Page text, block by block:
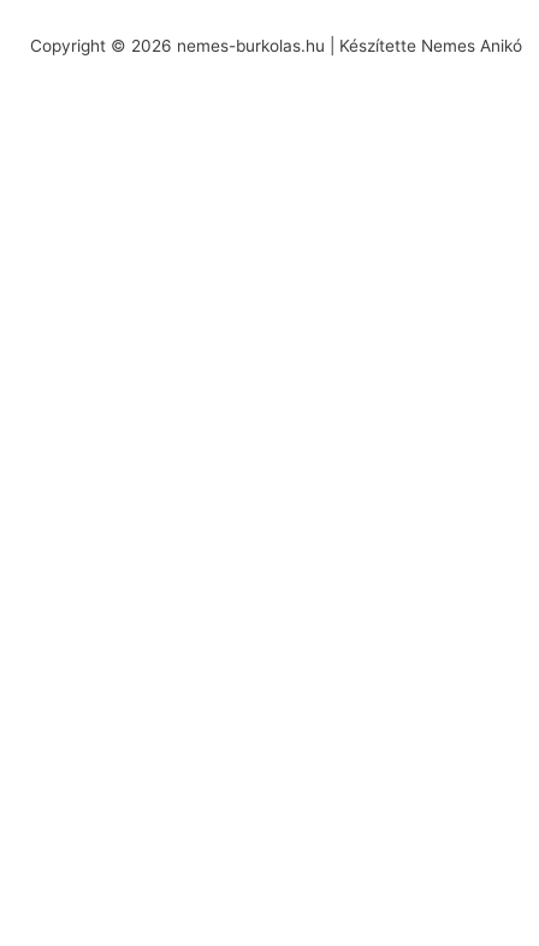
Copyright © 2026 nemes-burkolas.hu | Készítette Nemes Anikó